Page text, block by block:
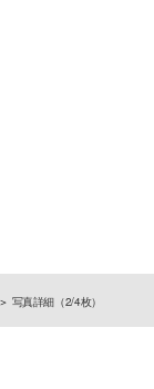
写真詳細（2/4枚）